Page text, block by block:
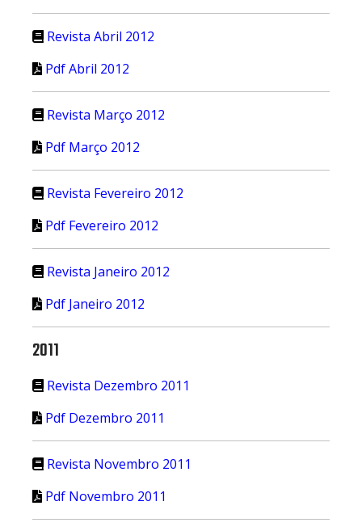
Revista Abril 2012
Pdf Abril 2012
Revista Março 2012
Pdf Março 2012
Revista Fevereiro 2012
Pdf Fevereiro 2012
Revista Janeiro 2012
Pdf Janeiro 2012
2011
Revista Dezembro 2011
Pdf Dezembro 2011
Revista Novembro 2011
Pdf Novembro 2011